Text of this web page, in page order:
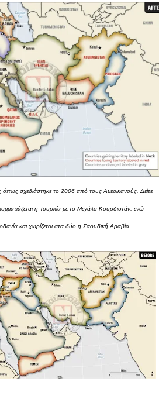
σχεδιάστηκε το 2006 από τους Αμερικανούς. Δείτε
η Τουρκία με το Μεγάλο Κουρδιστάν, ενώ
και χωρίζεται στα δύο η Σαουδική Αραβία